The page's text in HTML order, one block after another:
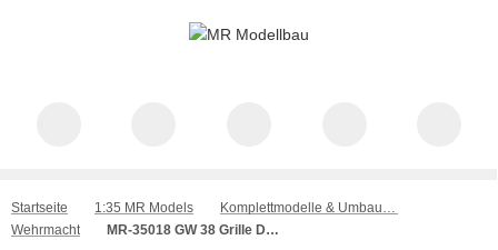
Startseite 1:35 MR Models
Komplettmodelle & Umbausätze
Wehrmacht
MR-35018 GW 38 Grille Detailierungssatz